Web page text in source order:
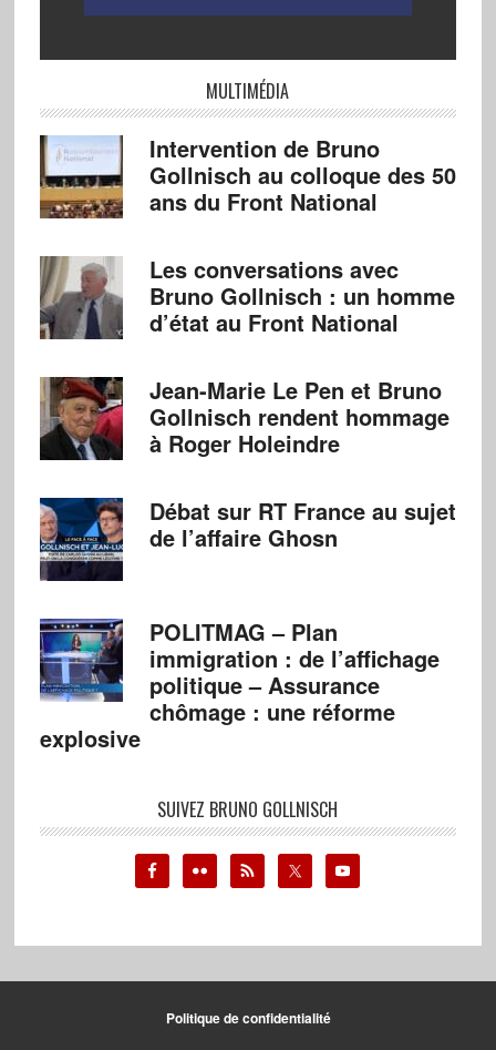
MULTIMÉDIA
Intervention de Bruno
Gollnisch au colloque des 50
ans du Front National
Les conversations avec
Bruno Gollnisch : un homme
d’état au Front National
Jean-Marie Le Pen et Bruno
Gollnisch rendent hommage
à Roger Holeindre
Débat sur RT France au sujet
de l’affaire Ghosn
POLITMAG – Plan
immigration : de l’affichage
politique – Assurance
chômage : une réforme
explosive
SUIVEZ BRUNO GOLLNISCH
Politique de confidentialité